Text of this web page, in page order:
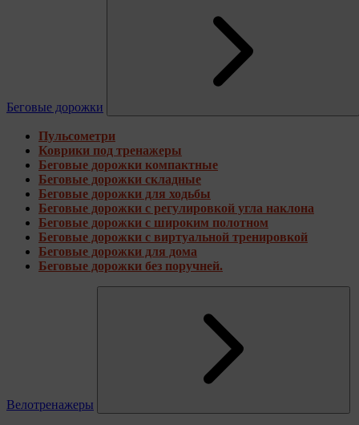
Беговые дорожки
Пульсометри
Коврики под тренажеры
Беговые дорожки компактные
Беговые дорожки складные
Беговые дорожки для ходьбы
Беговые дорожки с регулировкой угла наклона
Беговые дорожки с широким полотном
Беговые дорожки с виртуальной тренировкой
Беговые дорожки для дома
Беговые дорожки без поручней.
Велотренажеры